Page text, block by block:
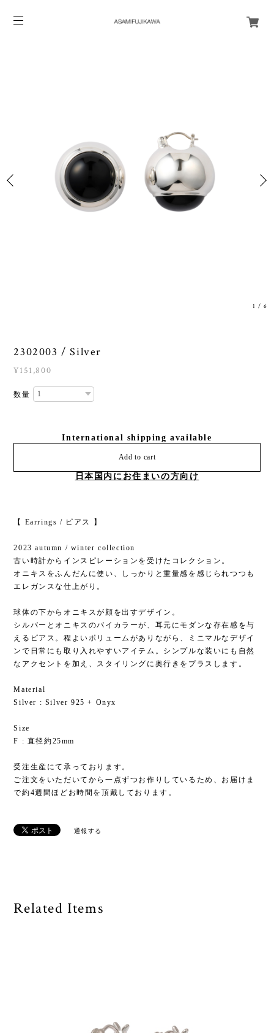
1 /6
2302003 / Silver
¥151,800
数量
International shipping available
Add to cart
日本国内にお住まいの方向け
【 Earrings / ピアス 】
2023 autumn / winter collection
古い時計からインスピレーションを受けたコレクション。
オニキスをふんだんに使い、しっかりと重量感を感じられつつも
エレガンスな仕上がり。
球体の下からオニキスが顔を出すデザイン。
シルバーとオニキスのバイカラーが、耳元にモダンな存在感を与
えるピアス。程よいボリュームがありながら、ミニマルなデザイ
ンで日常にも取り入れやすいアイテム。シンプルな装いにも自然
なアクセントを加え、スタイリングに奥行きをプラスします。
Material
Silver : Silver 925 + Onyx
Size
F : 直径約25mm
受注生産にて承っております。
ご注文をいただいてから一点ずつお作りしているため、お届けま
で約4週間ほどお時間を頂戴しております。
通報する
Related Items